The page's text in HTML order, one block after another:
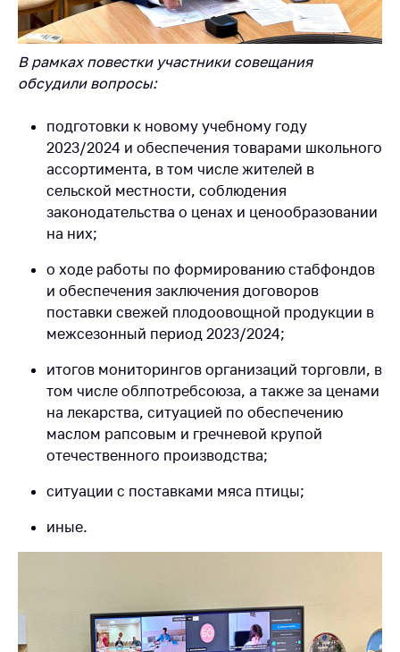
Регулирование
рекламной
деятельности
Международное
Применение мер
нетарифного
регулирования
Биржевая торговля
Выставочная
Республике
Беларусь
Защита
персональных
Новости
Обратиться в МАРТ
граждан и юр. лиц
Прямaя телефоннaя
Электронные
обращения
В рамках повестки участники совещания
обсудили вопросы:
подготовки к новому учебному году
2023/2024 и обеспечения товарами школьного
ассортимента, в том числе жителей в
сельской местности, соблюдения
законодательства о ценах и ценообразовании
на них;
о ходе работы по формированию стабфондов
и обеспечения заключения договоров
поставки свежей плодоовощной продукции в
межсезонный период 2023/2024;
итогов мониторингов организаций торговли, в
том числе облпотребсоюза, а также за ценами
на лекарства, ситуацией по обеспечению
маслом рапсовым и гречневой крупой
отечественного производства;
ситуации с поставками мяса птицы;
иные.